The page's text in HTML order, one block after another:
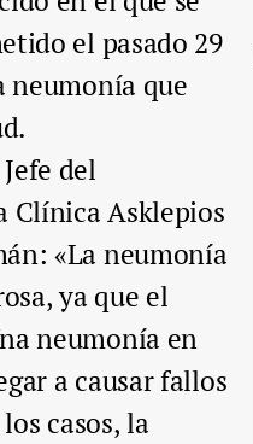
el pasado 29
neumonía que
del
Clínica Asklepios
«La neumonía
ya que el
neumonía en
a causar fallos
casos, la